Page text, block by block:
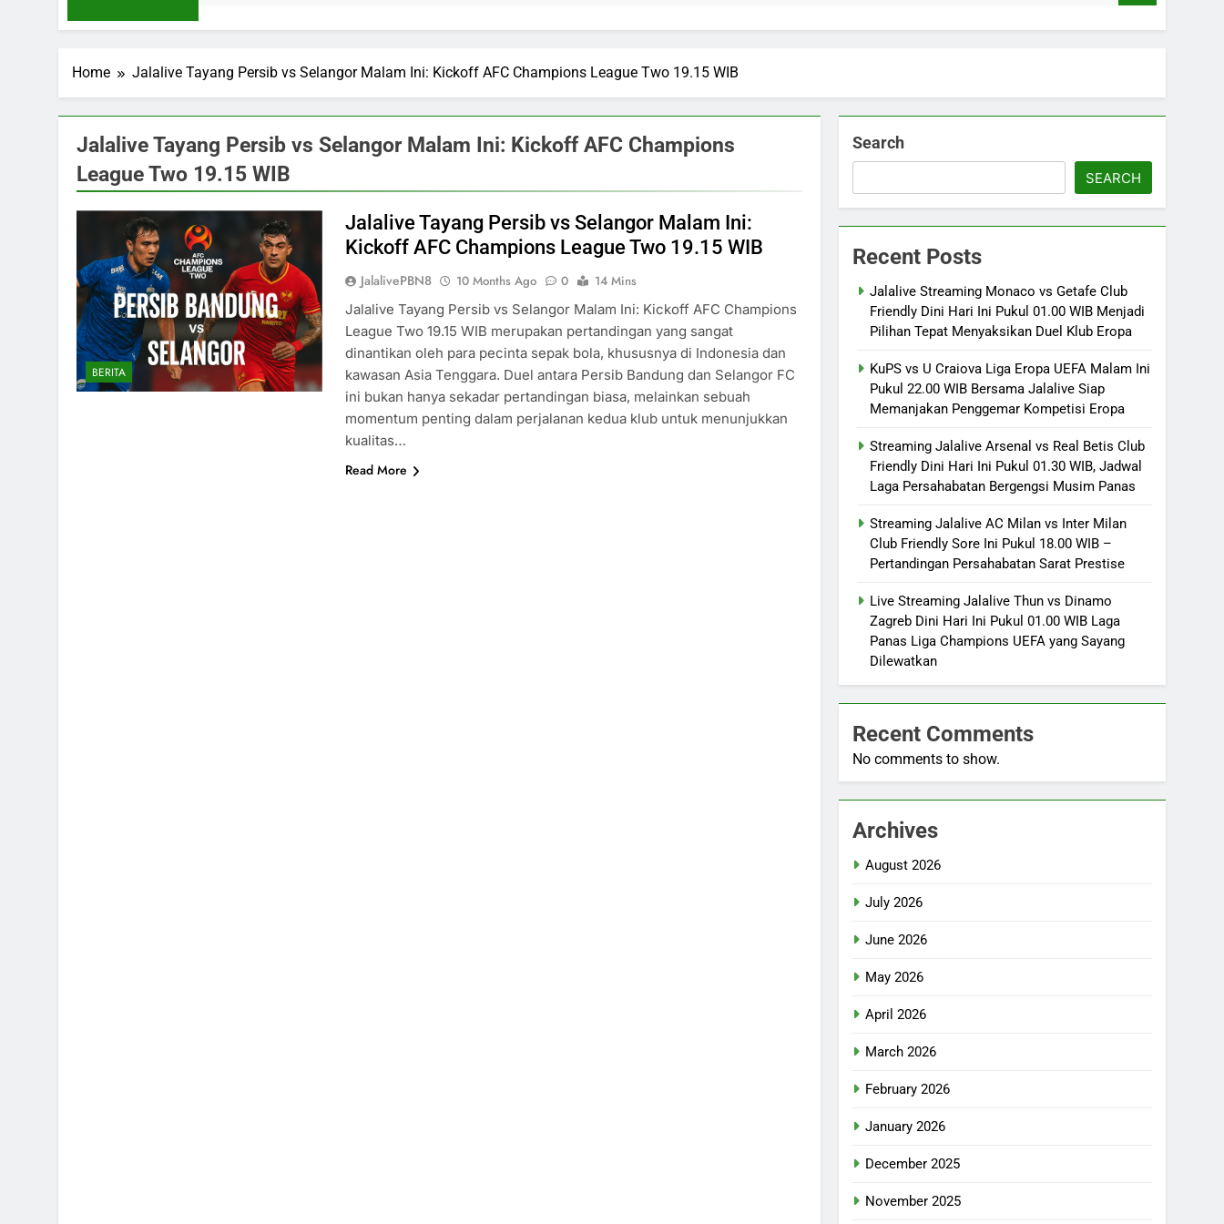
Home Jalalive Tayang Persib vs Selangor Malam Ini: Kickoff AFC Champions League Two 19.15 WIB
Jalalive Tayang Persib vs Selangor Malam Ini: Kickoff AFC Champions
League Two 19.15 WIB
BERITA
Jalalive Tayang Persib vs Selangor Malam Ini:
Kickoff AFC Champions League Two 19.15 WIB
JalalivePBN8 10 Months Ago 0
14 Mins
Jalalive Tayang Persib vs Selangor Malam Ini: Kickoff AFC Champions
League Two 19.15 WIB merupakan pertandingan yang sangat
dinantikan oleh para pecinta sepak bola, khususnya di Indonesia dan
kawasan Asia Tenggara. Duel antara Persib Bandung dan Selangor FC
ini bukan hanya sekadar pertandingan biasa, melainkan sebuah
momentum penting dalam perjalanan kedua klub untuk menunjukkan
kualitas…
Read More
Search
SEARCH
Recent Posts
Jalalive Streaming Monaco vs Getafe Club
Friendly Dini Hari Ini Pukul 01.00 WIB Menjadi
Pilihan Tepat Menyaksikan Duel Klub Eropa
KuPS vs U Craiova Liga Eropa UEFA Malam Ini
Pukul 22.00 WIB Bersama Jalalive Siap
Memanjakan Penggemar Kompetisi Eropa
Streaming Jalalive Arsenal vs Real Betis Club
Friendly Dini Hari Ini Pukul 01.30 WIB, Jadwal
Laga Persahabatan Bergengsi Musim Panas
Streaming Jalalive AC Milan vs Inter Milan
Club Friendly Sore Ini Pukul 18.00 WIB –
Pertandingan Persahabatan Sarat Prestise
Live Streaming Jalalive Thun vs Dinamo
Zagreb Dini Hari Ini Pukul 01.00 WIB Laga
Panas Liga Champions UEFA yang Sayang
Dilewatkan
Recent Comments
No comments to show.
Archives
August 2026
July 2026
June 2026
May 2026
April 2026
March 2026
February 2026
January 2026
December 2025
November 2025